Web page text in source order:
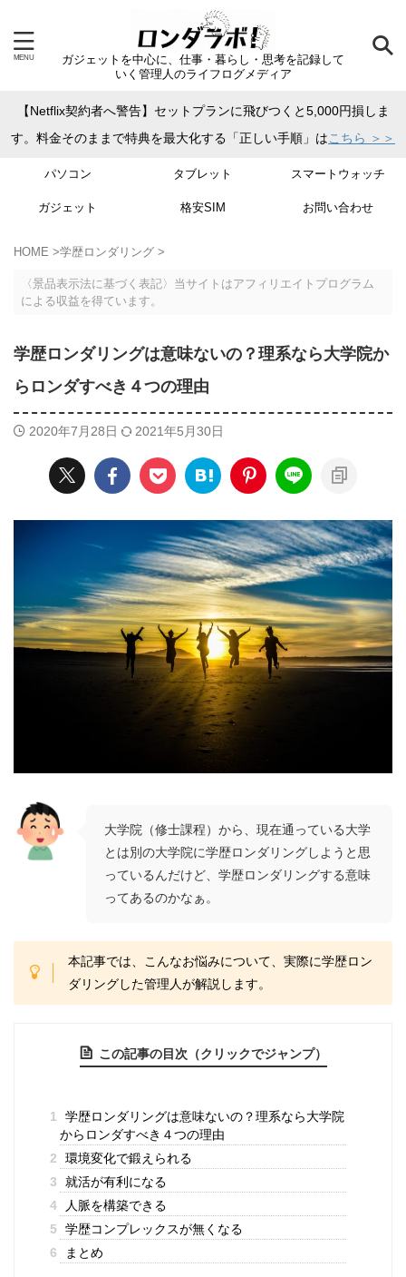
ガジェットを中心に、仕事・暮らし・思考を記録して
いく管理人のライフログメディア
【Netflix契約者へ警告】セットプランに飛びつくと5,000円損しま
す。料金そのままで特典を最大化する「正しい手順」はこちら ＞＞
パソコン タブレット スマートウォッチ
ガジェット 格安SIM お問い合わせ
HOME >学歴ロンダリング >
〈景品表示法に基づく表記〉当サイトはアフィリエイトプログラム
による収益を得ています。
学歴ロンダリングは意味ないの？理系なら大学院か
らロンダすべき４つの理由
2020年7月28日 2021年5月30日
大学院（修士課程）から、現在通っている大学
とは別の大学院に学歴ロンダリングしようと思
っているんだけど、学歴ロンダリングする意味
ってあるのかなぁ。
本記事では、こんなお悩みについて、実際に学歴ロン
ダリングした管理人が解説します。
この記事の目次（クリックでジャンプ）
1
学歴ロンダリングは意味ないの？理系なら大学院
からロンダすべき４つの理由
2
環境変化で鍛えられる
3
就活が有利になる
4
人脈を構築できる
5
学歴コンプレックスが無くなる
6
まとめ